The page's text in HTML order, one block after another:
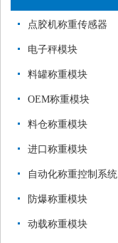
点胶机称重传感器
电子秤模块
料罐称重模块
OEM称重模块
料仓称重模块
进口称重模块
自动化称重控制系统
防爆称重模块
动载称重模块